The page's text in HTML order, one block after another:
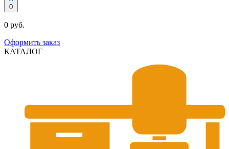
0
0 руб.
Оформить заказ
КАТАЛОГ